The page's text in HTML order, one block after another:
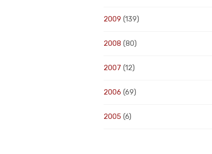
2009 (139)
2008 (80)
2007 (12)
2006 (69)
2005 (6)